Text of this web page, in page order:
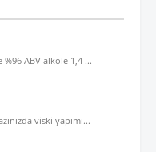
ABV alkole 1,4 ...
viski yapımı...